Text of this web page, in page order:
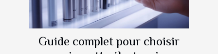
Guide complet pour choisir